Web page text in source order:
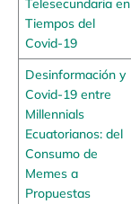
Telesecundaria en
Tiempos del
Covid-19
Desinformación y
Covid-19 entre
Millennials
Ecuatorianos: del
Consumo de
Memes a
Propuestas